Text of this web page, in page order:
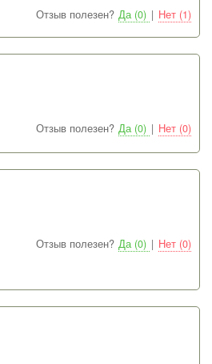
Отзыв полезен? Да (0) | Нет (1)
Отзыв полезен? Да (0) | Нет (0)
Отзыв полезен? Да (0) | Нет (0)